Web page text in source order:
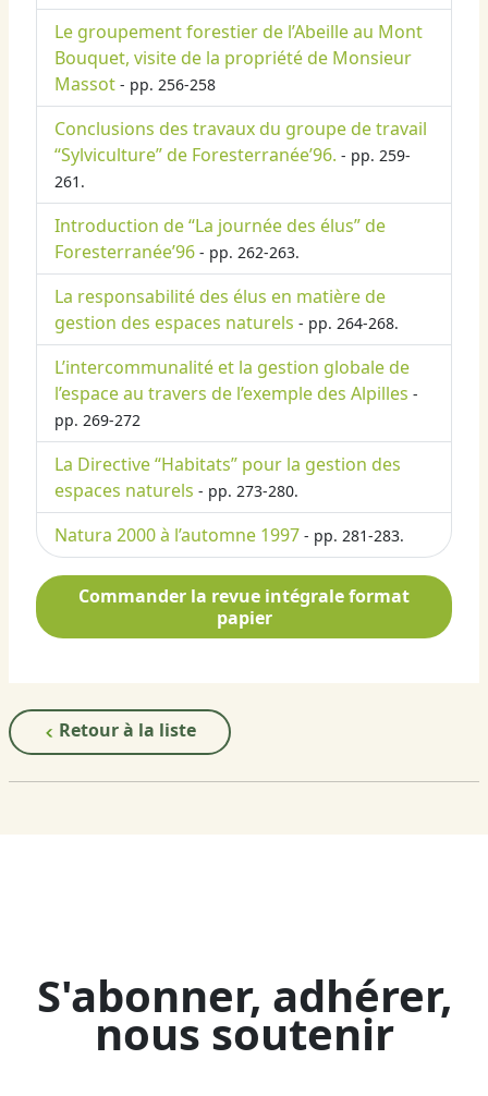
Le groupement forestier de l’Abeille au Mont
Bouquet, visite de la propriété de Monsieur
Massot - pp. 256-258
Conclusions des travaux du groupe de travail
“Sylviculture” de Foresterranée’96. - pp. 259-
261.
Introduction de “La journée des élus” de
Foresterranée’96 - pp. 262-263.
La responsabilité des élus en matière de
gestion des espaces naturels - pp. 264-268.
L’intercommunalité et la gestion globale de
l’espace au travers de l’exemple des Alpilles -
pp. 269-272
La Directive “Habitats” pour la gestion des
espaces naturels - pp. 273-280.
Natura 2000 à l’automne 1997 - pp. 281-283.
Commander la revue intégrale format
papier
Retour à la liste
S'abonner, adhérer,
nous soutenir